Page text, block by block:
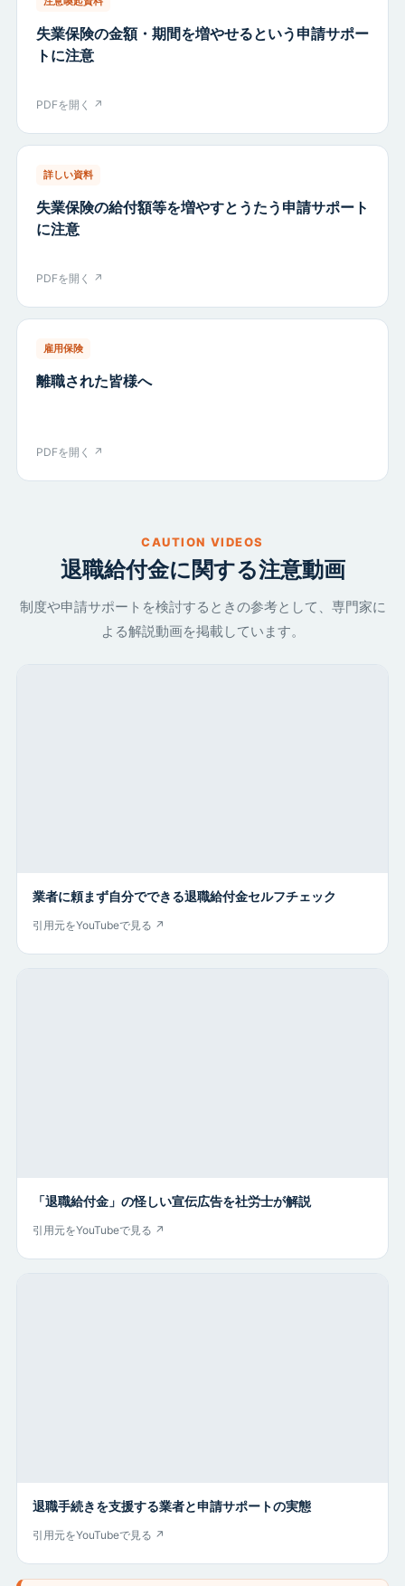
失業保険の金額・期間を増やせるという申請サポー
トに注意
PDFを開く ↗
詳しい資料
失業保険の給付額等を増やすとうたう申請サポート
に注意
PDFを開く ↗
雇用保険
離職された皆様へ
PDFを開く ↗
CAUTION VIDEOS
退職給付金に関する注意動画
制度や申請サポートを検討するときの参考として、専門家に
よる解説動画を掲載しています。
業者に頼まず自分でできる退職給付金セルフチェック
引用元をYouTubeで見る ↗
「退職給付金」の怪しい宣伝広告を社労士が解説
引用元をYouTubeで見る ↗
退職手続きを支援する業者と申請サポートの実態
引用元をYouTubeで見る ↗